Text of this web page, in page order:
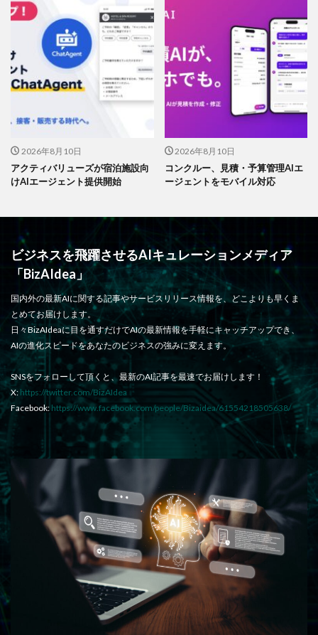
2026年8月10日
アクティバリューズが宿泊施設向
けAIエージェント提供開始
2026年8月10日
コンクルー、見積・予算管理AIエ
ージェントをモバイル対応
ビジネスを飛躍させるAIキュレーションメディア
「BizAIdea」
国内外の最新AIに関する記事やサービスリリース情報を、どこよりも早くま
とめてお届けします。
日々BizAIdeaに目を通すだけでAIの最新情報を手軽にキャッチアップでき、
AIの進化スピードをあなたのビジネスの強みに変えます。
SNSをフォローして頂くと、最新のAI記事を最速でお届けします！
X: https://twitter.com/BizAIdea
Facebook: https://www.facebook.com/people/Bizaidea/61554218505638/